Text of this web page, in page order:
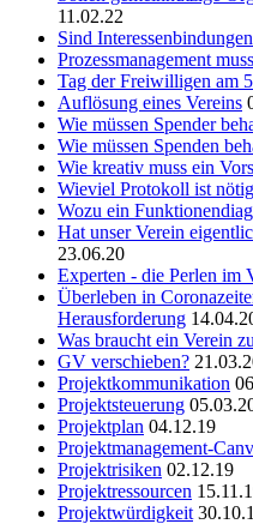
11.02.22
Sind
Prozessmanagement
Tag der Freiwilligen am
Auflösung eines Vereins
Wie müssen Spender
Wie müssen Spenden
Wie kreativ muss ein
Wieviel Protokoll ist
Wozu ein
Hat unser Verein
23.06.20
Experten - die Perlen im
Überleben in
Herausforderung
Was braucht ein Verein
GV verschieben?
Projektkommunikation
Projektsteuerung
Projektplan 04.12.19
Projektmanagement-
Projektrisiken 02.12.19
Projektressourcen
Projektwürdigkeit